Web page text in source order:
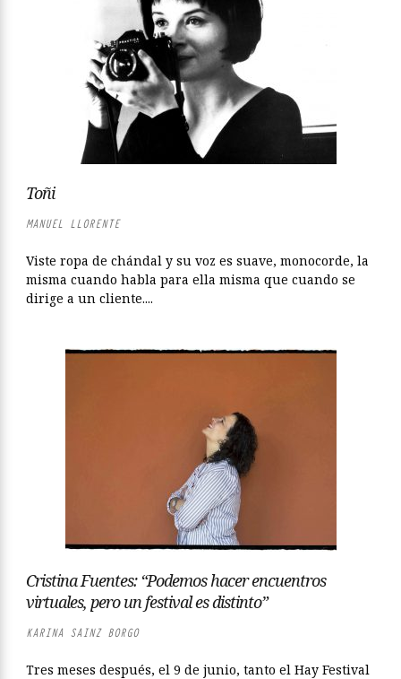
Toñi
MANUEL LLORENTE
Viste ropa de chándal y su voz es suave, monocorde, la
misma cuando habla para ella misma que cuando se
dirige a un cliente....
Cristina Fuentes: “Podemos hacer encuentros
virtuales, pero un festival es distinto”
KARINA SAINZ BORGO
Tres meses después, el 9 de junio, tanto el Hay Festival